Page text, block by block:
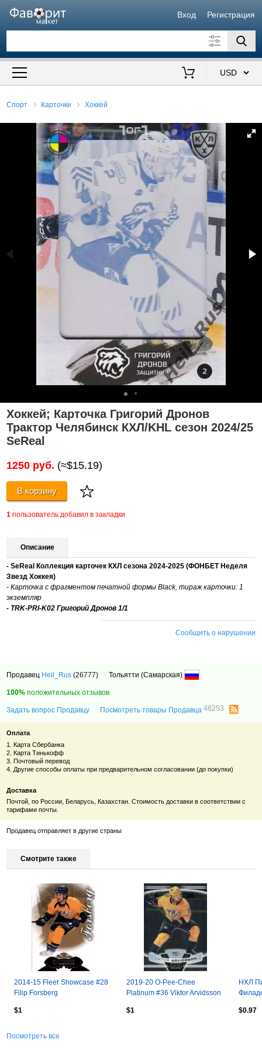
Вход Регистрация
Искать также в описании
Спорт Карточки Хоккей
Хоккей; Карточка Григорий Дронов
Трактор Челябинск КХЛ/KHL сезон 2024/25
SeReal
1250 руб. (≈$15.19)
В корзину
1 пользователь добавил в закладки
Описание
- SeReal Коллекция карточек КХЛ сезона 2024-2025 (ФОНБЕТ Неделя
Звезд Хоккея)
- Карточка с фрагментом печатной формы Black, тираж карточки: 1
экземпляр
- TRK-PRI-K02 Григорий Дронов 1/1
Сообщить о нарушении
Продавец Heil_Rus (26777) Тольятти (Самарская)
100% положительных отзывов
Задать вопрос Продавцу Посмотреть товары Продавца48253
Оплата
1. Карта Сбербанка
2. Карта Тинькофф
3. Почтовый перевод
4. Другие способы оплаты при предварительном согласовании (до покупки)
Доставка
Почтой, по России, Беларусь, Казахстан. Стоимость доставки в соответствии с
тарифами почты.
Продавец отправляет в другие страны
Смотрите также
2014-15 Fleer Showcase #28
Filip Forsberg
$1
2019-20 O-Pee-Chee
Platinum #36 Viktor Arvidsson
$1
НХЛ
$0.97
Посмотреть все